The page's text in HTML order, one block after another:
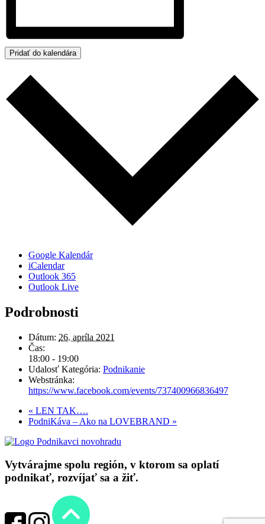
Pridať do kalendára
Google Kalendár
iCalendar
Outlook 365
Outlook Live
Podrobnosti
Dátum: 26. apríla 2021
Čas:
18:00 - 19:00
Udalosť Kategória: Podnikanie
Webstránka:
https://www.facebook.com/events/737400966836497
« LEN TAK….
PodniKáva – Ako na LOVEBRAND »
Vytvárajme spolu región, v ktorom sa oplatí
podnikať, rozvíjať sa a žiť.